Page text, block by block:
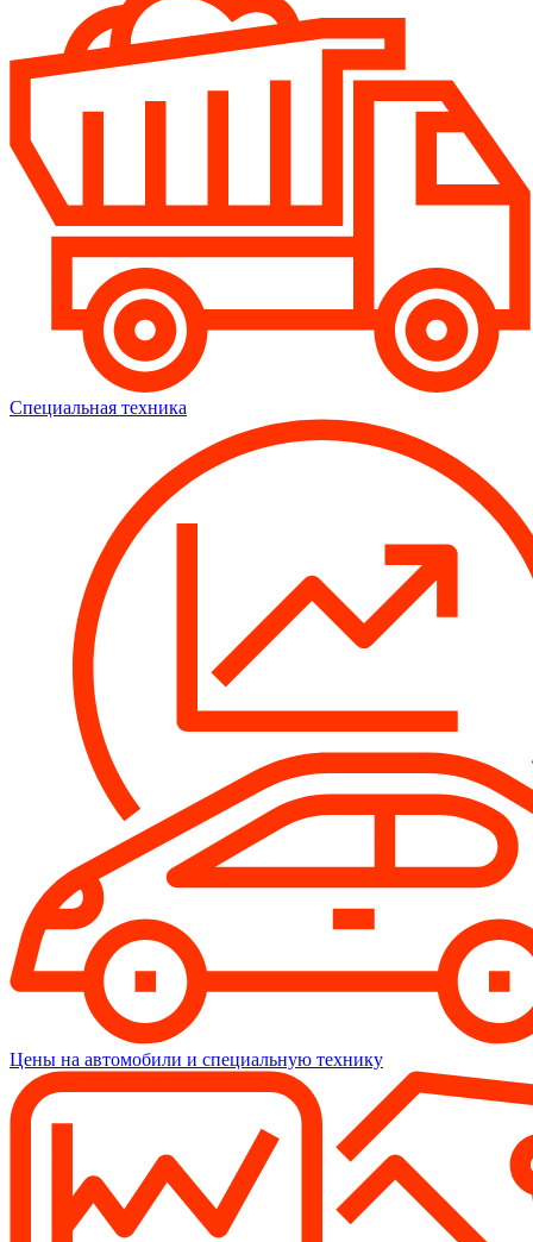
Специальная техника
Цены на автомобили и специальную технику